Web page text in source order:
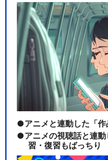
アニメと連動した「
アニメの視聴話と連
習・復習もばっちり